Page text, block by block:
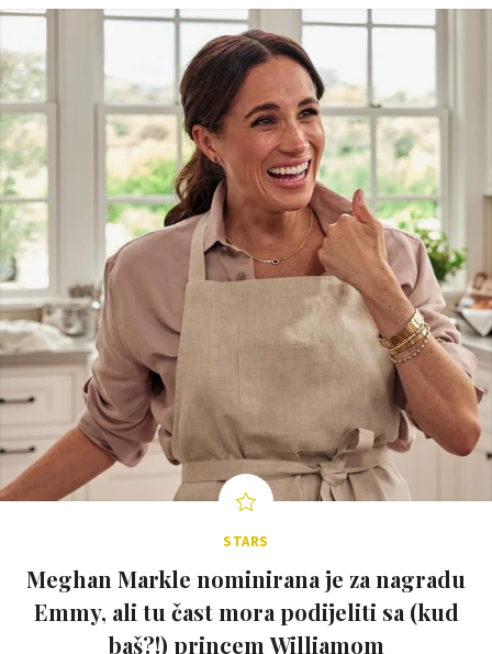
STARS
Meghan Markle nominirana je za nagradu
Emmy, ali tu čast mora podijeliti sa (kud
baš?!) princem Williamom